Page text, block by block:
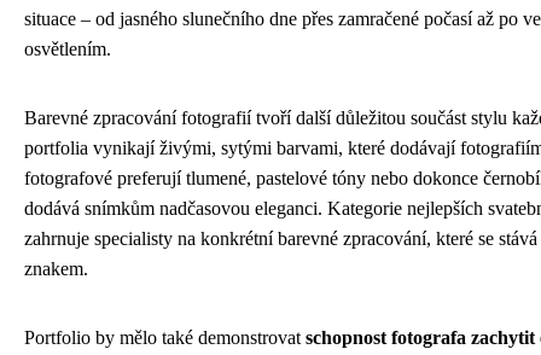
situace – od jasného slunečního dne přes zamračené počasí až po
osvětlením.
Barevné zpracování fotografií tvoří další důležitou součást stylu
portfolia vynikají živými, sytými barvami, které dodávají
fotografové preferují tlumené, pastelové tóny nebo dokonce
dodává snímkům nadčasovou eleganci. Kategorie nejlepších
zahrnuje specialisty na konkrétní barevné zpracování, které se
znakem.
Portfolio by mělo také demonstrovat schopnost fotografa zachytit